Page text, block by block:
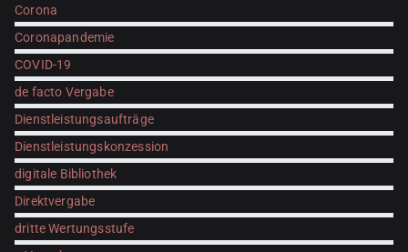
Corona
Coronapandemie
COVID-19
de facto Vergabe
Dienstleistungsaufträge
Dienstleistungskonzession
digitale Bibliothek
Direktvergabe
dritte Wertungsstufe